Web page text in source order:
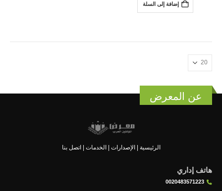
إضافة إلى السلة
عن المعرض
الرئيسية الإصدارات الخدمات اتصل بنا
هاتف إداري
0020483571223